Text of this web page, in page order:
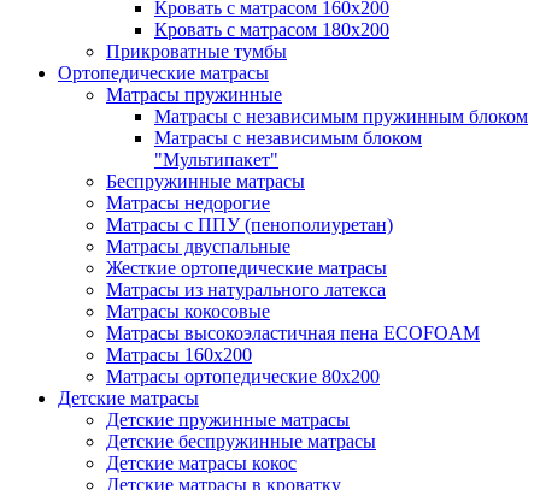
Кровать с матрасом 160х200
Кровать с матрасом 180х200
Прикроватные тумбы
Ортопедические матрасы
Матрасы пружинные
Матрасы с независимым пружинным блоком
Матрасы с независимым блоком
"Мультипакет"
Беспружинные матрасы
Матрасы недорогие
Матрасы с ППУ (пенополиуретан)
Матрасы двуспальные
Жесткие ортопедические матрасы
Матрасы из натурального латекса
Матрасы кокосовые
Матрасы высокоэластичная пена ECOFOAM
Матрасы 160х200
Матрасы ортопедические 80х200
Детские матрасы
Детские пружинные матрасы
Детские беспружинные матрасы
Детские матрасы кокос
Детские матрасы в кроватку